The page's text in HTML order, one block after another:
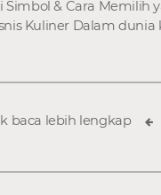
Simbol & Cara Memilih
Kuliner Dalam dunia
baca lebih lengkap